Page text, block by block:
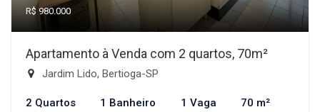
R$ 980.000
Apartamento à Venda com 2 quartos, 70m²
Jardim Lido, Bertioga-SP
2 Quartos 1 Banheiro 1 Vaga 70 m²